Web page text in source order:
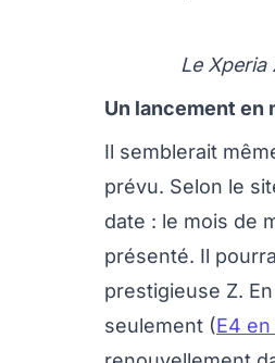
Le
Un lancement en
Il semblerait
prévu. Selon le
date : le mois de
présenté. Il
prestigieuse Z.
seulement (E4